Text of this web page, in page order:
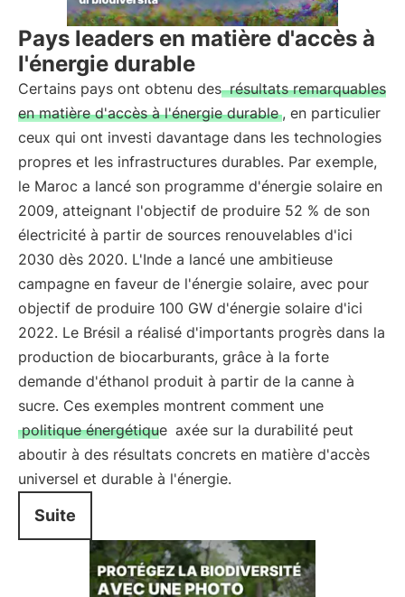
Pays leaders en matière d'accès à
l'énergie durable
Certains pays ont obtenu des résultats remarquables
en matière d'accès à l'énergie durable , en particulier
ceux qui ont investi davantage dans les technologies
propres et les infrastructures durables. Par exemple,
le Maroc a lancé son programme d'énergie solaire en
2009, atteignant l'objectif de produire 52 % de son
électricité à partir de sources renouvelables d'ici
2030 dès 2020. L'Inde a lancé une ambitieuse
campagne en faveur de l'énergie solaire, avec pour
objectif de produire 100 GW d'énergie solaire d'ici
2022. Le Brésil a réalisé d'importants progrès dans la
production de biocarburants, grâce à la forte
demande d'éthanol produit à partir de la canne à
sucre. Ces exemples montrent comment une
politique énergétique axée sur la durabilité peut
aboutir à des résultats concrets en matière d'accès
universel et durable à l'énergie.
Suite